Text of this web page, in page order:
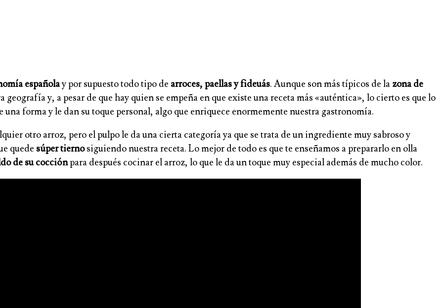
españolay por supuesto todo tipo de arroces, paellas y fideuás. Aunque son más típicos de la zona de
y, a pesar de que hay quien se empeña en que existe una receta más «auténtica», lo cierto es que lo
una forma y le dan su toque personal, algo que enriquece enormemente nuestra gastronomía.
otro arroz, pero el pulpo le da una cierta categoría ya que se trata de un ingrediente muy sabroso y
quede súper tiernosiguiendo nuestra receta. Lo mejor de todo es que te enseñamos a prepararlo en olla
de su cocciónpara después cocinar el arroz, lo que le da un toque muy especial además de mucho color.